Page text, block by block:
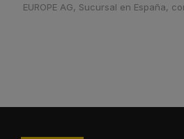
EUROPE AG, Sucursal en España,